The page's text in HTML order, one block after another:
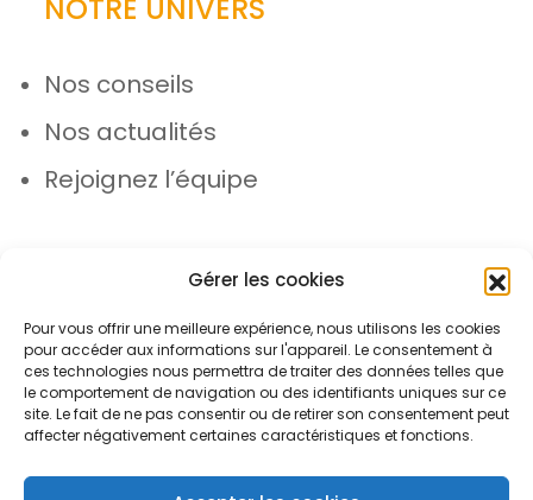
Gérer les cookies
Pour vous offrir une meilleure expérience, nous utilisons les cookies
pour accéder aux informations sur l'appareil. Le consentement à
ces technologies nous permettra de traiter des données telles que
le comportement de navigation ou des identifiants uniques sur ce
site. Le fait de ne pas consentir ou de retirer son consentement peut
affecter négativement certaines caractéristiques et fonctions.
NOTRE UNIVERS
Nos conseils
Nos actualités
Rejoignez l’équipe
© Azergo 2026 - Tous droits réservés